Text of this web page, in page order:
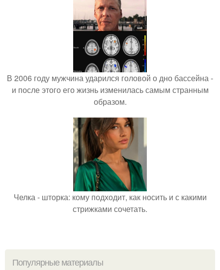
В 2006 году мужчина ударился головой о дно бассейна -
и после этого его жизнь изменилась самым странным
образом.
Челка - шторка: кому подходит, как носить и с какими
стрижками сочетать.
Популярные материалы